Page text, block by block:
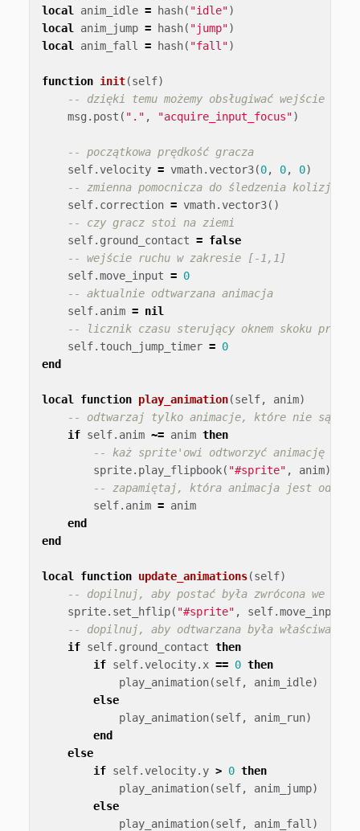
local
anim_idle = hash( "idle")
local
anim_jump = hash( "jump")
local
anim_fall = hash( "fall")
function init(self)
-- dzięki temu możemy obsługiwać wejście w
msg . post ( "." , "acquire_input_focus")
-- początkowa prędkość gracza
self.velocity = vmath.vector3(0, 0, 0)
-- zmienna pomocnicza do śledzenia kolizji i
self. correction = vmath.vector3()
-- czy gracz stoi na ziemi
self. ground_contact = false
-- wejście ruchu w zakresie [-1,1]
self.move_input = 0
-- aktualnie odtwarzana animacja
self. anim = nil
-- licznik czasu sterujący oknem skoku przy
self. touch_jump_timer = 0
end
local function play_animation(self, anim)
-- odtwarzaj tylko animacje, które nie są już
if self. anim ~= anim then
-- każ sprite'owi odtworzyć animację
sprite. play_flipbook( "#sprite" , anim)
-- zapamiętaj, która animacja jest
self. anim = anim
end
end
local function update_animations(self)
-- dopilnuj, aby postać była zwrócona we
sprite. set_hflip( "#sprite" , self.move_input
-- dopilnuj, aby odtwarzana była właściwa
if self. ground_contact then
if self.velocity. x == 0 then
play_animation(self, anim_idle)
else
play_animation(self, anim_run)
end
else
if self.velocity. y > 0 then
play_animation(self, anim_jump)
else
play_animation(self, anim_fall )